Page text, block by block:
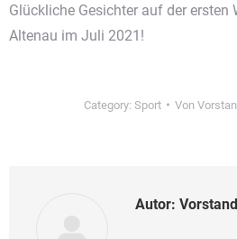
Glückliche Gesichter auf der ersten
Altenau im Juli 2021!
Category: Sport Von
Autor: Vorstand